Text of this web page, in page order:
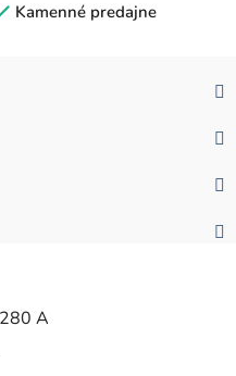
Kamenné predajne
A